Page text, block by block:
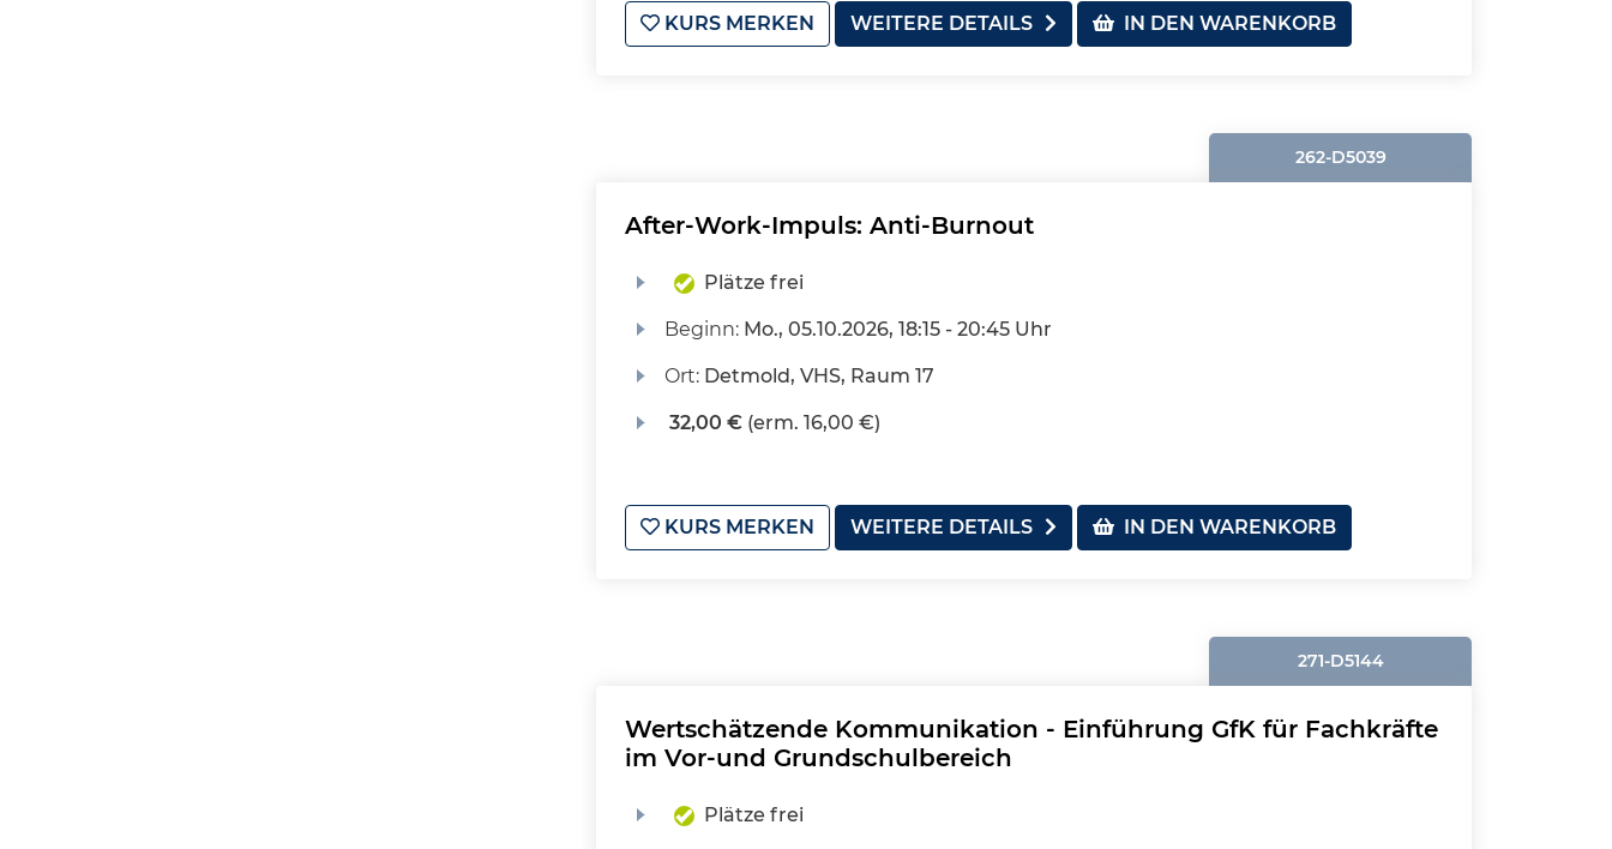
KURS MERKEN WEITERE DETAILS IN DEN WARENKORB
262-D5039
After-Work-Impuls: Anti-Burnout
Plätze frei
Beginn: Mo., 05.10.2026, 18:15 - 20:45 Uhr
Ort: Detmold, VHS, Raum 17
32,00 €(erm. 16,00 €)
KURS MERKEN WEITERE DETAILS IN DEN WARENKORB
271-D5144
Wertschätzende Kommunikation - Einführung GfK für Fachkräfte
im Vor-und Grundschulbereich
Plätze frei